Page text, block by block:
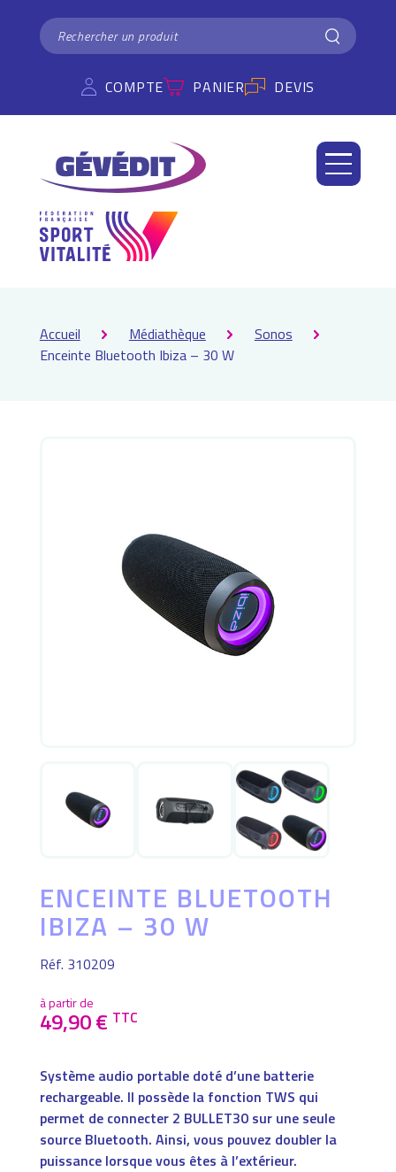
RECHERCHER Rechercher
COMPTE PANIER DEVIS
Accueil Médiathèque
Sonos
Enceinte Bluetooth Ibiza – 30 W
ENCEINTE BLUETOOTH
IBIZA – 30 W
Réf. 310209
à partir de
49,90€ TTC
Système audio portable doté d’une batterie
rechargeable. Il possède la fonction TWS qui
permet de connecter 2 BULLET30 sur une seule
source Bluetooth. Ainsi, vous pouvez doubler la
puissance lorsque vous êtes à l’extérieur.